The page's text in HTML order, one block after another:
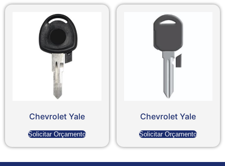
Chevrolet Yale
Solicitar Orçamento
Chevrolet Yale
Solicitar Orçamento